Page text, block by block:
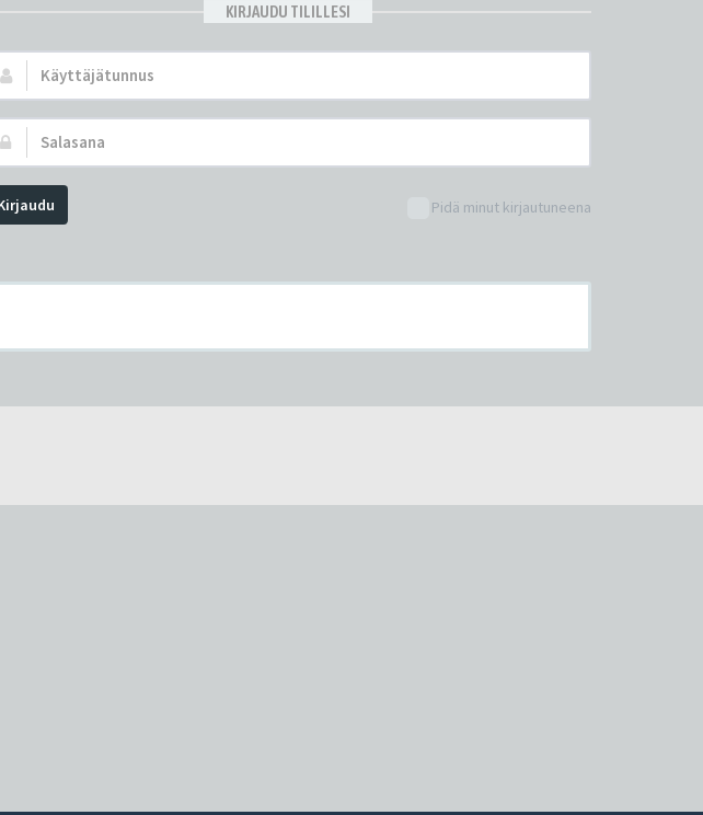
KIRJAUDU TILILLESI
Pidä minut kirjautuneena